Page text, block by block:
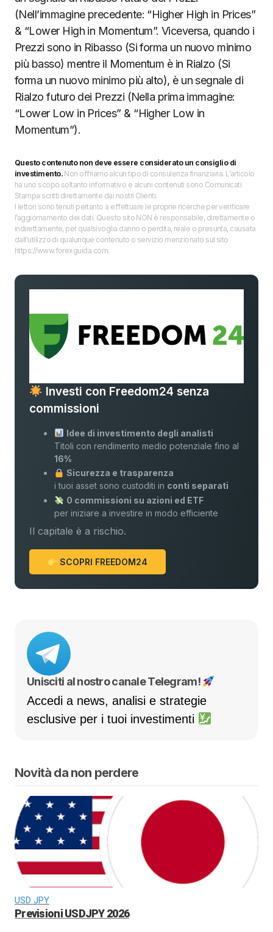
(Nell’immagine precedente: “Higher High in Prices”
& “Lower High in Momentum”. Viceversa, quando i
Prezzi sono in Ribasso (Si forma un nuovo minimo
più basso) mentre il Momentum è in Rialzo (Si
forma un nuovo minimo più alto), è un segnale di
Rialzo futuro dei Prezzi (Nella prima immagine:
“Lower Low in Prices” & “Higher Low in
Momentum”).
Questo contenuto non deve essere considerato un consiglio di
investimento.Non offriamo alcun tipo di consulenza finanziaria. L’articolo
ha uno scopo soltanto informativo e alcuni contenuti sono Comunicati
Stampa scritti direttamente dai nostri Clienti.
I lettori sono tenuti pertanto a effettuare le proprie ricerche per verificare
l’aggiornamento dei dati. Questo sito NON è responsabile, direttamente o
indirettamente, per qualsivoglia danno o perdita, reale o presunta, causata
dall'utilizzo di qualunque contenuto o servizio menzionato sul sito
https://www.forexguida.com.
Investi con Freedom24 senza
commissioni
Idee di investimento degli analisti
Titoli con rendimento medio potenziale fino al
16%
Sicurezza e trasparenza
i tuoi asset sono custoditi in conti separati
0 commissioni su azioni ed ETF
per iniziare a investire in modo efficiente
Il capitale è a rischio.
SCOPRI FREEDOM24
Unisciti al nostro canale Telegram!
Accedi a news, analisi e strategie
esclusive per i tuoi investimenti
Novità da non perdere
USD JPY
Previsioni USDJPY 2026